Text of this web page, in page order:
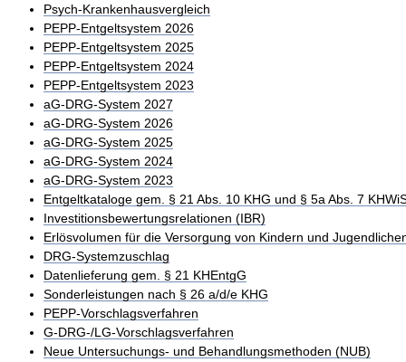
Psych-Krankenhausvergleich
PEPP-Entgeltsystem 2026
PEPP-Entgeltsystem 2025
PEPP-Entgeltsystem 2024
PEPP-Entgeltsystem 2023
aG-DRG-System 2027
aG-DRG-System 2026
aG-DRG-System 2025
aG-DRG-System 2024
aG-DRG-System 2023
Entgeltkataloge gem. § 21 Abs. 10 KHG und § 5a Abs. 7
Investitionsbewertungsrelationen (IBR)
Erlösvolumen für die Versorgung von Kindern und
DRG-Systemzuschlag
Datenlieferung gem. § 21 KHEntgG
Sonderleistungen nach § 26 a/d/e KHG
PEPP-Vorschlagsverfahren
G-DRG-/LG-Vorschlagsverfahren
Neue Untersuchungs- und Behandlungsmethoden (NUB)